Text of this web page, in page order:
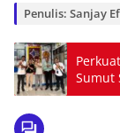
Penulis: Sanjay
Sumut
Karya